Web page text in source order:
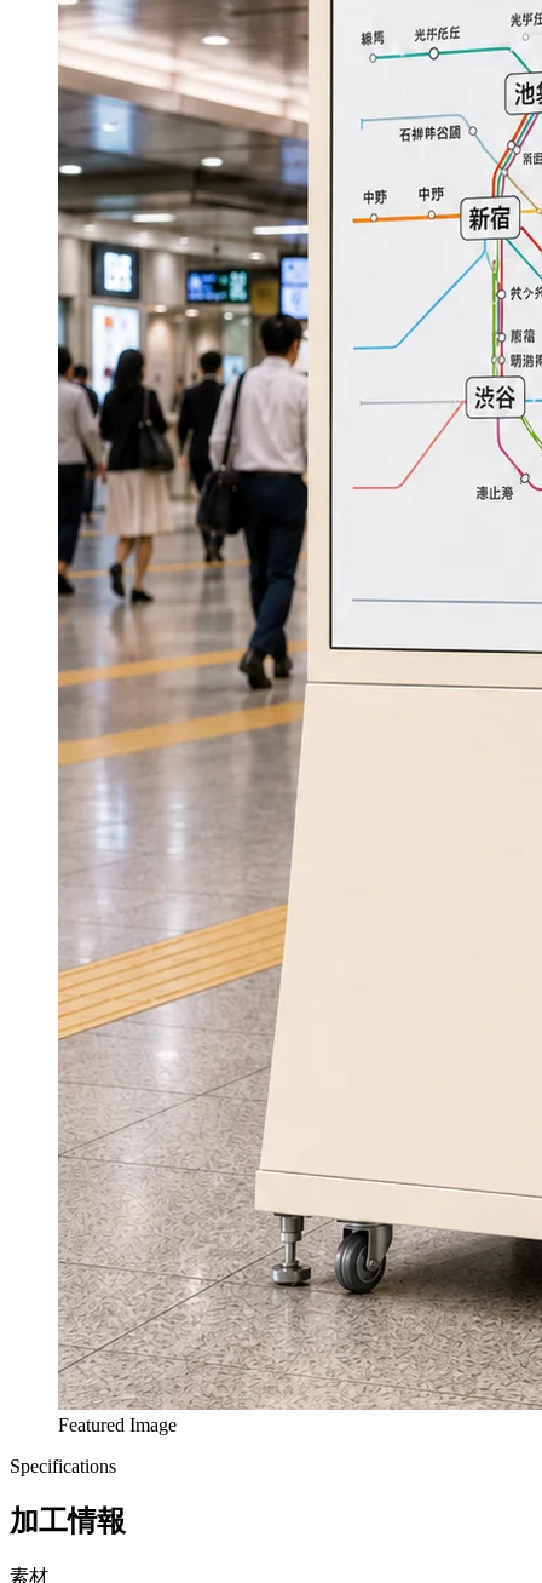
Featured Image
Specifications
加工情報
素材